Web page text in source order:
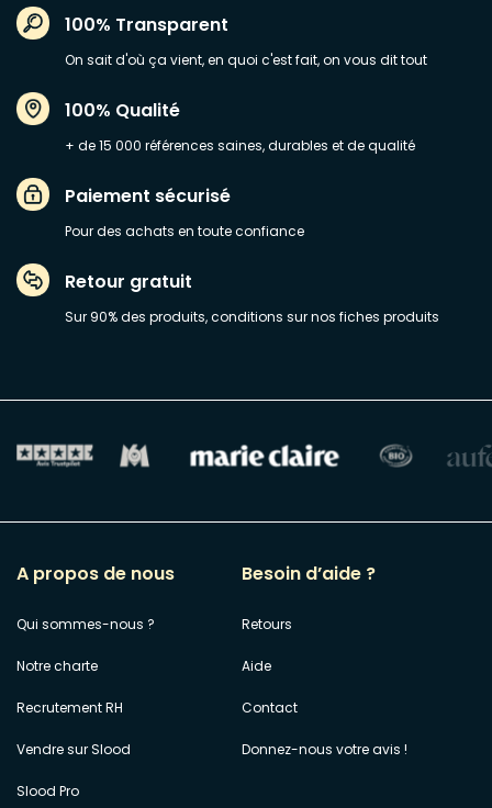
100% Transparent
On sait d'où ça vient, en quoi c'est fait, on vous dit tout
100% Qualité
+ de 15 000 références saines, durables et de qualité
Paiement sécurisé
Pour des achats en toute confiance
Retour gratuit
Sur 90% des produits, conditions sur nos fiches produits
A propos de nous
Qui sommes-nous ?
Notre charte
Recrutement RH
Vendre sur Slood
Slood Pro
Besoin d’aide ?
Retours
Aide
Contact
Donnez-nous votre avis !